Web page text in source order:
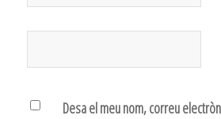
Desa el meu nom, correu